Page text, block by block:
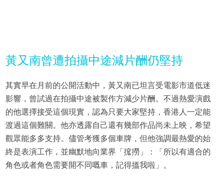
黃又南曾遭拍攝中途減片酬仍堅持
其實早在月前的公開活動中，黃又南已坦言受電影市道低迷
影響，曾試過在拍攝中途被製作方減少片酬。不過熱愛演戲
的他選擇接受這個現實，認為只要大家堅持，香港人一定能
渡過這個難關。他亦透露自己還有幾部作品尚未上映，希望
觀眾能多多支持。儘管考獲多個車牌，但他強調最熱愛的始
終是表演工作，並幽默地向業界「搲撈」：「所以有適合的
角色或者角色需要開不同嘅車，記得搵我啦」。